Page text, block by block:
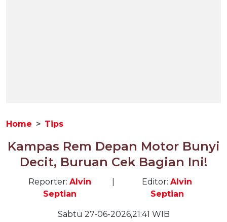
Home Tips
Kampas Rem Depan Motor Bunyi
Decit, Buruan Cek Bagian Ini!
Reporter: Alvin
Septian
Editor:Alvin
Septian
Sabtu 27-06-2026,21:41 WIB